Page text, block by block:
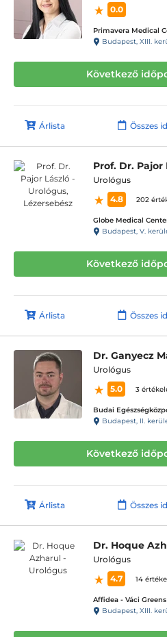
0.0
Primavera Medical
Budapest, XIII.
Következő
Árlista Összes
Prof. Dr. Pajor
Urológus
4.8
202
Globe Medical
Budapest, V.
Következő
Árlista Összes
Dr. Ganyecz
Urológus
5.0
3
Budapest, II.
Következő
Árlista Összes
Dr. Hoque
Urológus
4.7
14
Affidea - Váci
Budapest, XIII.